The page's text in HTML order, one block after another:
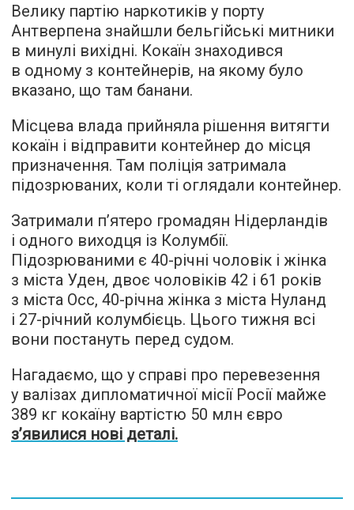
Велику партію наркотиків у порту
Антверпена знайшли бельгійські митники
в минулі вихідні. Кокаїн знаходився
в одному з контейнерів, на якому було
вказано, що там банани.
Місцева влада прийняла рішення витягти
кокаїн і відправити контейнер до місця
призначення. Там поліція затримала
підозрюваних, коли ті оглядали контейнер.
Затримали п’ятеро громадян Нідерландів
і одного виходця із Колумбії.
Підозрюваними є 40-річні чоловік і жінка
з міста Уден, двоє чоловіків 42 і 61 років
з міста Осс, 40-річна жінка з міста Нуланд
і 27-річний колумбієць. Цього тижня всі
вони постануть перед судом.
Нагадаємо, що у справі про перевезення
у валізах дипломатичної місії Росії майже
389 кг кокаїну вартістю 50 млн євро
з’явилися нові деталі.